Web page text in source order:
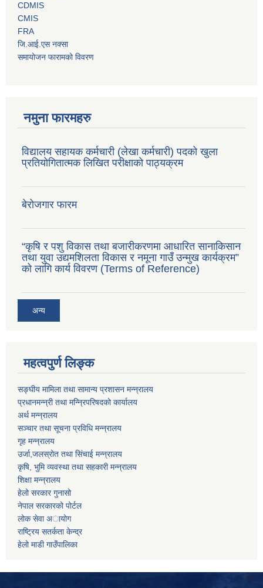
CDMIS
CMIS
FRA
जि.आई.एस नक्सा
समायोजन फारामको विवरण
नमुना फारमहरु
विद्यालय सहायक कर्मचारी (लेखा कर्मचारी) पदको खुला
प्रतियोगितात्मक लिखित परीक्षाको पाठ्यक्रम
बेरोजगार फारम
“कृषि र पशु विकास तथा बजारीकरणमा आधारित सानाकिसान
तथा युवा उद्यमशिलता विकास र नमूना गाउँ उन्मुख कार्यक्रम”
को लागि कार्य विवरण (Terms of Reference)
अन्य
महत्वपुर्ण लिङ्क
सङ्घीय मामिला तथा सामान्य प्रशासन मन्न्रालय
प्रधानमन्न्री तथा मन्न्रिपरिषदको कार्यालय
अर्थ मन्न्रालय
सञ्चार तथा सूचना प्रविधि मन्न्रालय
गृह मन्न्रालय
उर्जा,जलस्रोत तथा सिंचाई मन्न्रालय
कृषि, भुमि व्यवस्था तथा सहकारी मन्न्रालय
शिक्षा मन्न्रालय
हेलो सरकार गुनासो
नेपाल सरकारको पोर्टल
लोक सेवा अायोग
राष्ट्रिय सतर्कता केन्द्र
हेलो माडी गाउँपालिका